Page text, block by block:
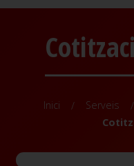
Inici Serveis